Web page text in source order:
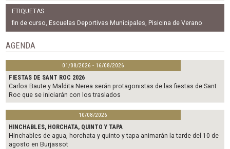
c
e
b
o
o
k
i
t
t
e
a
l
ETIQUETAS
fin de curso, Escuelas Deportivas Municipales, Pisicina de Verano
AGENDA
01/08/2026 - 16/08/2026
FIESTAS DE SANT ROC 2026
Carlos Baute y Maldita Nerea serán protagonistas de las fiestas de Sant
Roc que se iniciarán con los traslados
10/08/2026
HINCHABLES, HORCHATA, QUINTO Y TAPA
Hinchables de agua, horchata y quinto y tapa animarán la tarde del 10 de
agosto en Burjassot